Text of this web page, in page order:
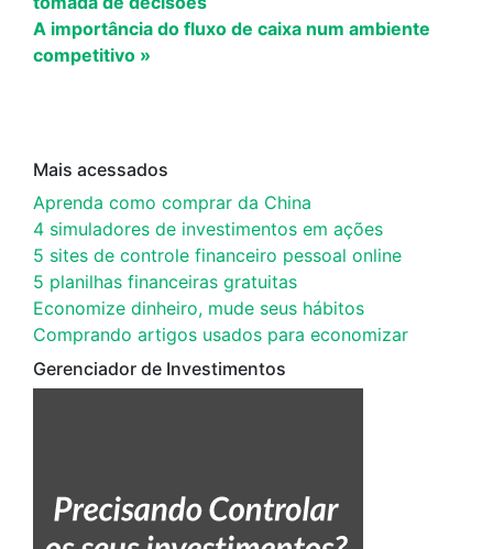
A importância do fluxo de caixa num ambiente
competitivo »
Mais acessados
Aprenda como comprar da China
4 simuladores de investimentos em ações
5 sites de controle financeiro pessoal online
5 planilhas financeiras gratuitas
Economize dinheiro, mude seus hábitos
Comprando artigos usados para economizar
Gerenciador de Investimentos